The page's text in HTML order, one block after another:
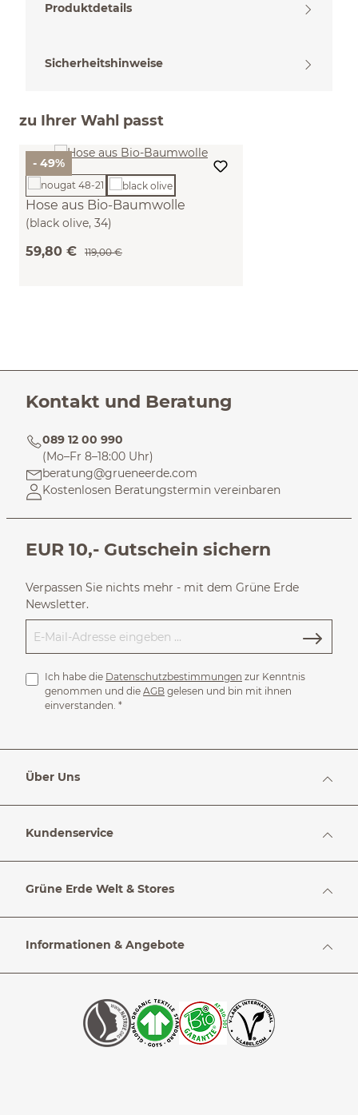
Produktdetails
Sicherheitshinweise
zu Ihrer Wahl passt
- 49%
Hose aus Bio-Baumwolle
(black olive, 34)
59,80 € 119,00 €
Kontakt und Beratung
089 12 00 990
(Mo–Fr 8–18:00 Uhr)
beratung@grueneerde.com
Kostenlosen Beratungstermin vereinbaren
EUR 10,- Gutschein sichern
Verpassen Sie nichts mehr - mit dem Grüne Erde
Newsletter.
Ich habe die Datenschutzbestimmungen zur Kenntnis
genommen und die AGB gelesen und bin mit ihnen
einverstanden. *
Über Uns
Kundenservice
Grüne Erde Welt & Stores
Informationen & Angebote